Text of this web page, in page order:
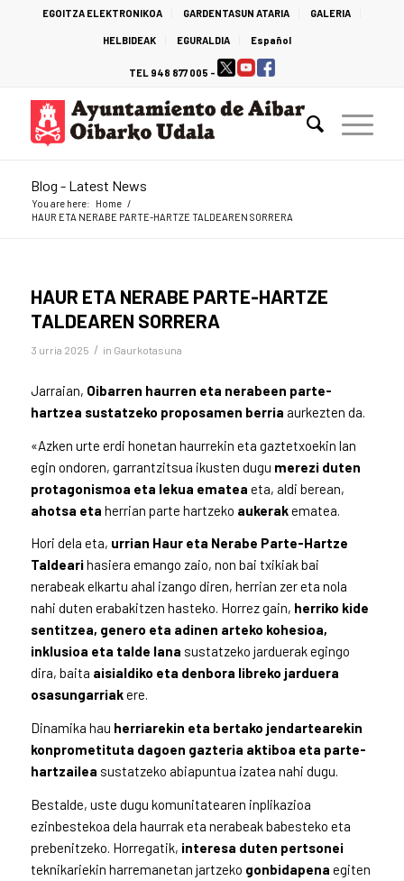
EGOITZA ELEKTRONIKOA GARDENTASUN ATARIA GALERIA
HELBIDEAK EGURALDIA Español
TEL 948 877 005 -
Blog - Latest News
You are here: Home /
HAUR ETA NERABE PARTE-HARTZE TALDEAREN SORRERA
HAUR ETA NERABE PARTE-HARTZE
TALDEAREN SORRERA
3 urria 2025 / in Gaurkotasuna
Jarraian, Oibarren haurren eta nerabeen parte-
hartzea sustatzeko proposamen berria aurkezten da.
«Azken urte erdi honetan haurrekin eta gaztetxoekin lan
egin ondoren, garrantzitsua ikusten dugu merezi duten
protagonismoa eta lekua ematea eta, aldi berean,
ahotsa eta herrian parte hartzeko aukerakematea.
Hori dela eta, urrian Haur eta Nerabe Parte-Hartze
Taldearihasiera emango zaio, non bai txikiak bai
nerabeak elkartu ahal izango diren, herrian zer eta nola
nahi duten erabakitzen hasteko. Horrez gain, herriko kide
sentitzea, genero eta adinen arteko kohesioa,
inklusioa eta talde lana sustatzeko jarduerak egingo
dira, baita aisialdiko eta denbora libreko jarduera
osasungarriakere.
Dinamika hau herriarekin eta bertako jendartearekin
konprometituta dagoen gazteria aktiboa eta parte-
hartzailea sustatzeko abiapuntua izatea nahi dugu.
Bestalde, uste dugu komunitatearen inplikazioa
ezinbestekoa dela haurrak eta nerabeak babesteko eta
prebenitzeko. Horregatik, interesa duten pertsonei
teknikariekin harremanetan jartzeko gonbidapena egiten